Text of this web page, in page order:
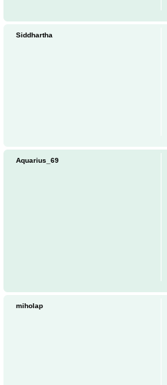
Siddhartha
Aquarius_69
miholap